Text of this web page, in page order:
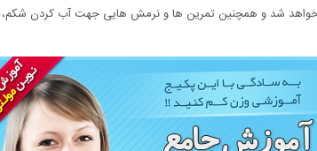
خواهد شد و همچنین تمرین ها و نرمش هایی جهت آب کردن